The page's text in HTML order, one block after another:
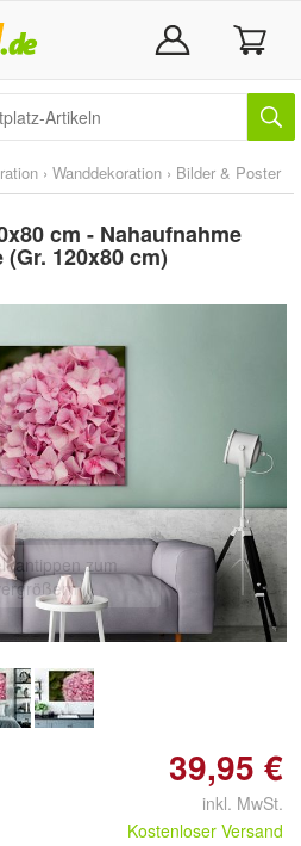
› Wanddekoration › Bilder & Poster
cm - Nahaufnahme
120x80 cm)
antippen zum
39,95 €
inkl. MwSt.
Kostenloser Versand